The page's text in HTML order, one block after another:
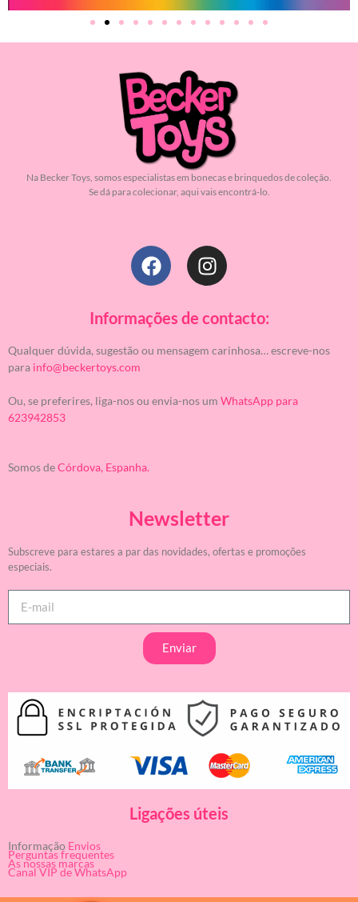
Na Becker Toys, somos especialistas em bonecas e brinquedos de coleção.
Se dá para colecionar, aqui vais encontrá-lo.
Informações de contacto:
Qualquer dúvida, sugestão ou mensagem carinhosa… escreve-nos
para info@beckertoys.com
Ou, se preferires, liga-nos ou envia-nos um WhatsApp para
623942853
Somos deCórdova, Espanha.
Newsletter
Subscreve para estares a par das novidades, ofertas e promoções
especiais.
Enviar
Ligações úteis
Informação Envios
Perguntas frequentes
As nossas marcas
Canal VIP de WhatsApp